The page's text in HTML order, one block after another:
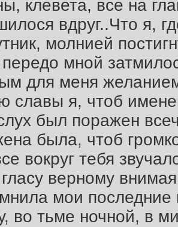
клевета, все на
вдруг..Что я,
молнией
мной
для меня
славы я, чтоб
был поражен
была, чтоб
вокруг тебя
верному
мои последние
во тьме ночной, в